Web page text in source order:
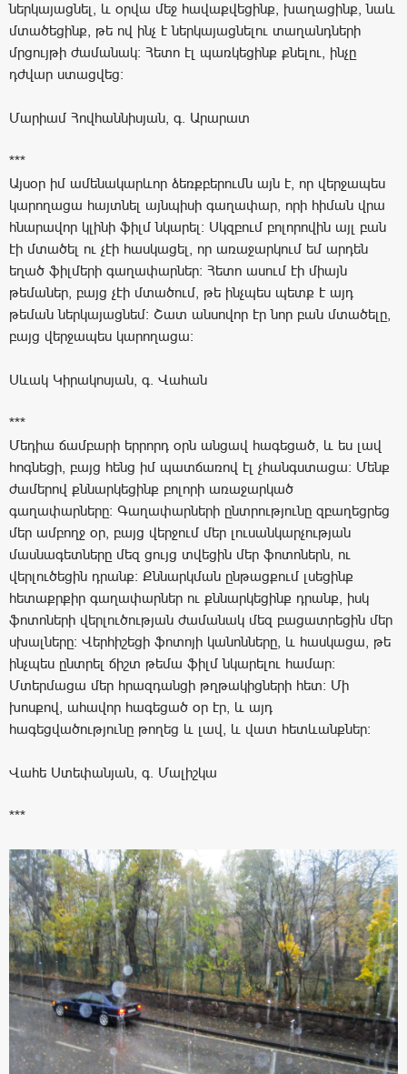
ներկայացնել, և օրվա մեջ հավաքվեցինք, խաղացինք, նաև
մտածեցինք, թե ով ինչ է ներկայացնելու տաղանդների
մրցույթի ժամանակ: Հետո էլ պառկեցինք քնելու, ինչը
դժվար ստացվեց:
Մարիամ Հովհաննիսյան, գ. Արարատ
***
Այսօր իմ ամենակարևոր ձեռքբերումն այն է, որ վերջապես
կարողացա հայտնել այնպիսի գաղափար, որի հիման վրա
հնարավոր կլինի ֆիլմ նկարել: Սկզբում բոլորովին այլ բան
էի մտածել ու չէի հասկացել, որ առաջարկում եմ արդեն
եղած ֆիլմերի գաղափարներ: Հետո ասում էի միայն
թեմաներ, բայց չէի մտածում, թե ինչպես պետք է այդ
թեման ներկայացնեմ: Շատ անսովոր էր նոր բան մտածելը,
բայց վերջապես կարողացա:
Սևակ Կիրակոսյան, գ. Վահան
***
Մեդիա ճամբարի երրորդ օրն անցավ հագեցած, և ես լավ
հոգնեցի, բայց հենց իմ պատճառով էլ չհանգստացա: Մենք
ժամերով քննարկեցինք բոլորի առաջարկած
գաղափարները: Գաղափարների ընտրությունը զբաղեցրեց
մեր ամբողջ օր, բայց վերջում մեր լուսանկարչության
մասնագետները մեզ ցույց տվեցին մեր ֆոտոներն, ու
վերլուծեցին դրանք: Քննարկման ընթացքում լսեցինք
հետաքրքիր գաղափարներ ու քննարկեցինք դրանք, իսկ
ֆոտոների վերլուծության ժամանակ մեզ բացատրեցին մեր
սխալները: Վերհիշեցի ֆոտոյի կանոնները, և հասկացա, թե
ինչպես ընտրել ճիշտ թեմա ֆիլմ նկարելու համար:
Մտերմացա մեր հրազդանցի թղթակիցների հետ: Մի
խոսքով, ահավոր հագեցած օր էր, և այդ
հագեցվածությունը թողեց և լավ, և վատ հետևանքներ:
Վահե Ստեփանյան, գ. Մալիշկա
***